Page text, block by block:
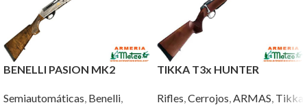
BENELLI PASION MK2
Semiautomáticas Benelli
TIKKA T3x HUNTER
Rifles Cerrojos ARMAS Tikka